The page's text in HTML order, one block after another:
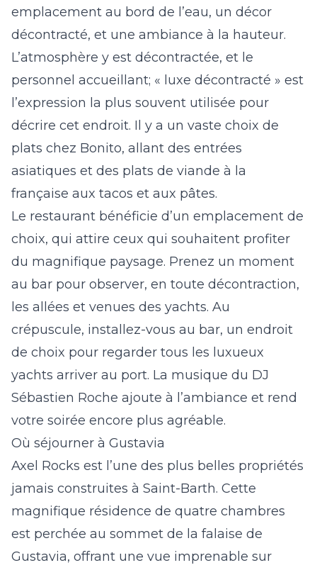
emplacement au bord de l’eau, un décor
décontracté, et une ambiance à la hauteur.
L’atmosphère y est décontractée, et le
personnel accueillant; « luxe décontracté » est
l’expression la plus souvent utilisée pour
décrire cet endroit. Il y a un vaste choix de
plats chez Bonito, allant des entrées
asiatiques et des plats de viande à la
française aux tacos et aux pâtes.
Le restaurant bénéficie d’un emplacement de
choix, qui attire ceux qui souhaitent profiter
du magnifique paysage. Prenez un moment
au bar pour observer, en toute décontraction,
les allées et venues des yachts. Au
crépuscule, installez-vous au bar, un endroit
de choix pour regarder tous les luxueux
yachts arriver au port. La musique du DJ
Sébastien Roche ajoute à l’ambiance et rend
votre soirée encore plus agréable.
Où séjourner à Gustavia
Axel Rocks est l’une des plus belles propriétés
jamais construites à Saint-Barth. Cette
magnifique résidence de quatre chambres
est perchée au sommet de la falaise de
Gustavia, offrant une vue imprenable sur